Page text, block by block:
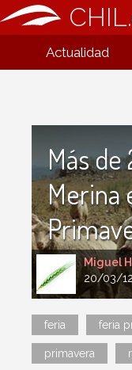
Actualidad
Miguel
20/03/12
Más
Merina
feria feria
primavera